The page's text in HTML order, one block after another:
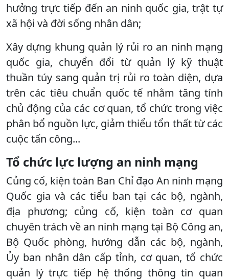
hưởng trực tiếp đến an ninh quốc gia, trật tự
xã hội và đời sống nhân dân;
Xây dựng khung quản lý rủi ro an ninh mạng
quốc gia, chuyển đổi từ quản lý kỹ thuật
thuần túy sang quản trị rủi ro toàn diện, dựa
trên các tiêu chuẩn quốc tế nhằm tăng tính
chủ động của các cơ quan, tổ chức trong việc
phân bổ nguồn lực, giảm thiểu tổn thất từ các
cuộc tấn công...
Tổ chức lực lượng an ninh mạng
Củng cố, kiện toàn Ban Chỉ đạo An ninh mạng
Quốc gia và các tiểu ban tại các bộ, ngành,
địa phương; củng cố, kiện toàn cơ quan
chuyên trách về an ninh mạng tại Bộ Công an,
Bộ Quốc phòng, hướng dẫn các bộ, ngành,
Ủy ban nhân dân cấp tỉnh, cơ quan, tổ chức
quản lý trực tiếp hệ thống thông tin quan